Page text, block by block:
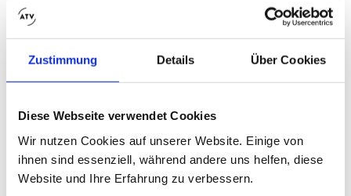
Zustimmung Details Über Cookies
Diese Webseite verwendet Cookies
Wir nutzen Cookies auf unserer Website. Einige von
ihnen sind essenziell, während andere uns helfen, diese
Website und Ihre Erfahrung zu verbessern.
Tiefe. Es geht nicht nur darum, den nächsten
von wo ausSie ihn gehen.
Was Sie bei mir erwartet:
– Klarheit über Ihre beruflichen Ziele und